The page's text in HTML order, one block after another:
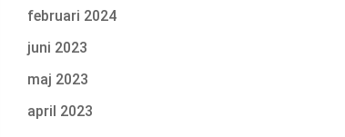
februari 2024
juni 2023
maj 2023
april 2023